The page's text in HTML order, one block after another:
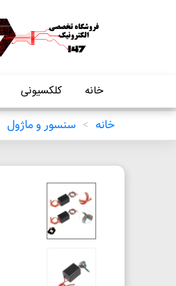
خانه کلکسیونی
خانه > سنسور و ماژول